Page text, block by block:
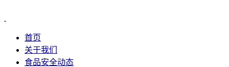
首页
关于我们
食品安全动态